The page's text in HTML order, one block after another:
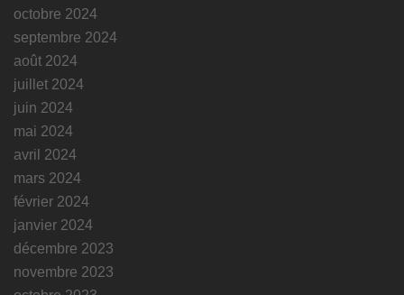
octobre 2024
septembre 2024
août 2024
juillet 2024
juin 2024
mai 2024
avril 2024
mars 2024
février 2024
janvier 2024
décembre 2023
novembre 2023